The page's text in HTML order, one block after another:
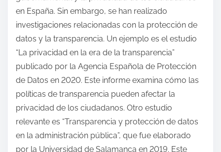
en España. Sin embargo, se han realizado
investigaciones relacionadas con la protección de
datos y la transparencia. Un ejemplo es el estudio
“La privacidad en la era de la transparencia”
publicado por la Agencia Española de Protección
de Datos en 2020. Este informe examina cómo las
políticas de transparencia pueden afectar la
privacidad de los ciudadanos. Otro estudio
relevante es “Transparencia y protección de datos
en la administración pública”, que fue elaborado
por la Universidad de Salamanca en 2019. Este